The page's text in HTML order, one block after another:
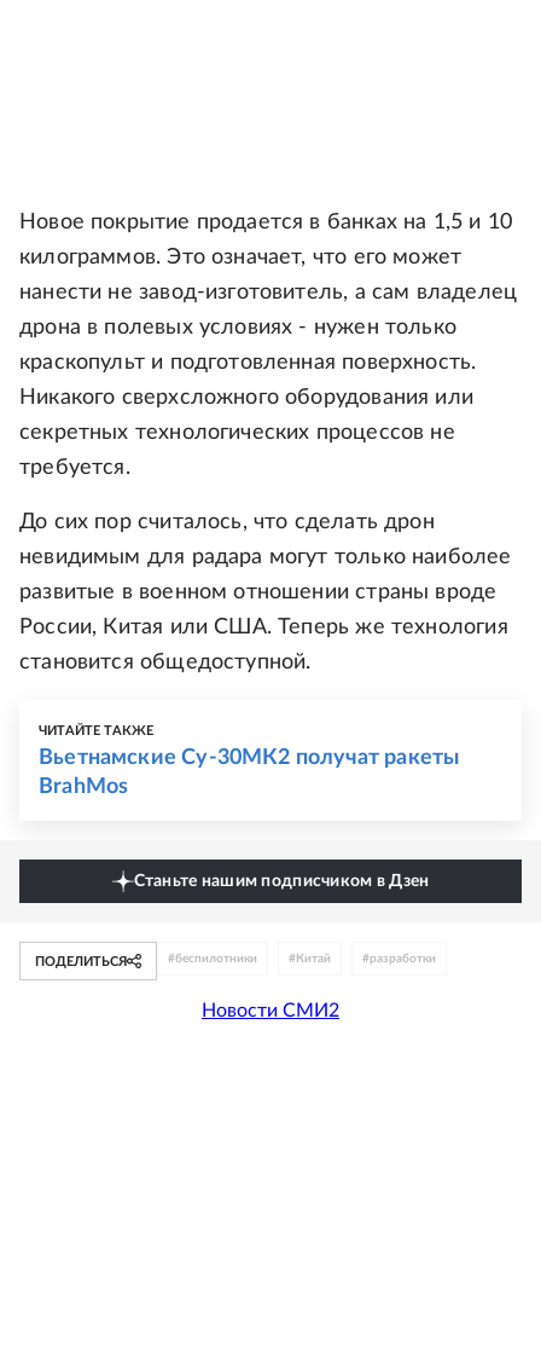
Новое покрытие продается в банках на 1,5 и 10
килограммов. Это означает, что его может
нанести не завод-изготовитель, а сам владелец
дрона в полевых условиях - нужен только
краскопульт и подготовленная поверхность.
Никакого сверхсложного оборудования или
секретных технологических процессов не
требуется.
До сих пор считалось, что сделать дрон
невидимым для радара могут только наиболее
развитые в военном отношении страны вроде
России, Китая или США. Теперь же технология
становится общедоступной.
ЧИТАЙТЕ ТАКЖЕ
Вьетнамские Су-30МК2 получат ракеты
BrahMos
Станьте нашим подписчиком в Дзен
ПОДЕЛИТЬСЯ #беспилотники # Китай #разработки
Новости СМИ2